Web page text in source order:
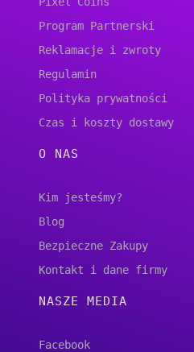
Program Partnerski
Reklamacje i zwroty
Regulamin
Polityka prywatności
Czas i koszty dostawy
O NAS
Kim jesteśmy?
Blog
Bezpieczne Zakupy
Kontakt i dane firmy
NASZE MEDIA
Facebook